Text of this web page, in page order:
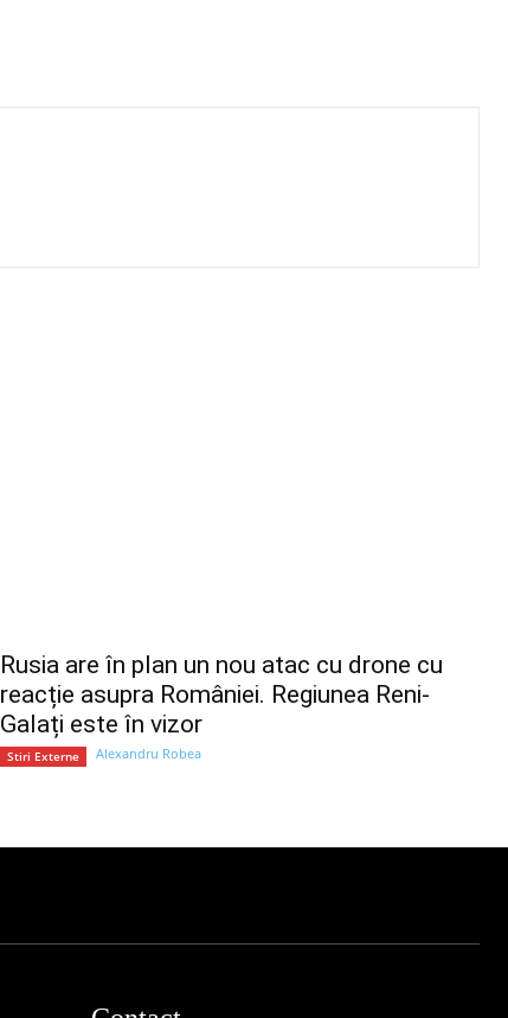
Rusia are în plan un nou atac cu drone cu
reacție asupra României. Regiunea Reni-
Galați este în vizor
Stiri Externe Alexandru Robea